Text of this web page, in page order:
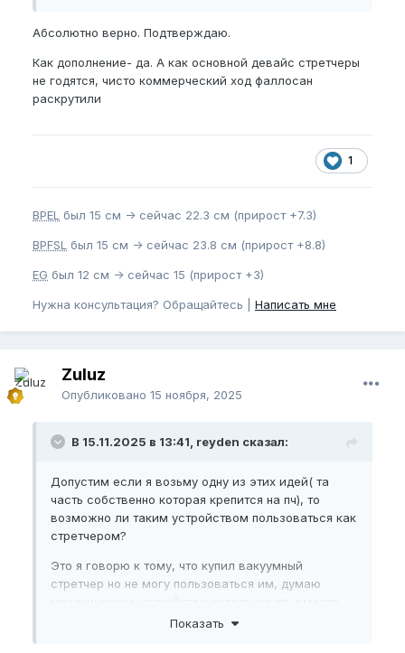
Абсолютно верно. Подтверждаю.
Как дополнение- да. А как основной девайс стретчеры
не годятся, чисто коммерческий ход фаллосан
раскрутили
1
BPEL был 15 см -> сейчас 22.3 см (прирост +7.3)
BPFSL был 15 см -> сейчас 23.8 см (прирост +8.8)
EG был 12 см -> сейчас 15 (прирост +3)
Нужна консультация? Обращайтесь | Написать мне
Zuluz
Опубликовано 15 ноября, 2025
В 15.11.2025 в 13:41, reyden сказал:
Допустим если я возьму одну из этих идей( та
часть собственно которая крепится на пч), то
возможно ли таким устройством пользоваться как
стретчером?
Это я говорю к тому, что купил вакуумный
стретчер но не могу пользоваться им, думаю
Показать